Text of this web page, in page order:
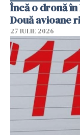
Încă o dronă în
Două avioane
27 IULIE 2026